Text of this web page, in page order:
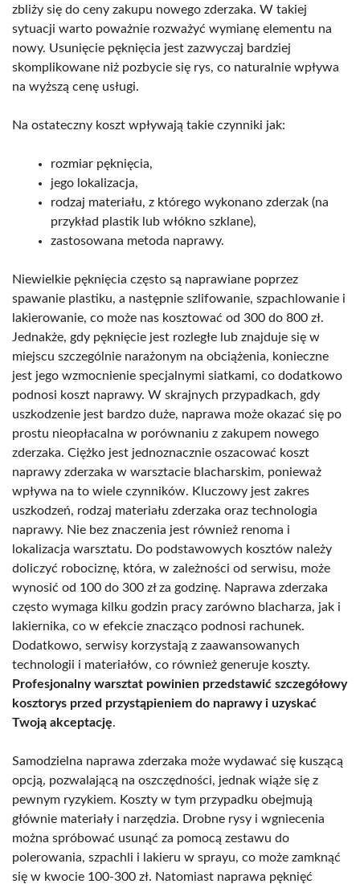
zbliży się do ceny zakupu nowego zderzaka. W takiej
sytuacji warto poważnie rozważyć wymianę elementu na
nowy. Usunięcie pęknięcia jest zazwyczaj bardziej
skomplikowane niż pozbycie się rys, co naturalnie wpływa
na wyższą cenę usługi.
Na ostateczny koszt wpływają takie czynniki jak:
rozmiar pęknięcia,
jego lokalizacja,
rodzaj materiału, z którego wykonano zderzak (na
przykład plastik lub włókno szklane),
zastosowana metoda naprawy.
Niewielkie pęknięcia często są naprawiane poprzez
spawanie plastiku, a następnie szlifowanie, szpachlowanie i
lakierowanie, co może nas kosztować od 300 do 800 zł.
Jednakże, gdy pęknięcie jest rozległe lub znajduje się w
miejscu szczególnie narażonym na obciążenia, konieczne
jest jego wzmocnienie specjalnymi siatkami, co dodatkowo
podnosi koszt naprawy. W skrajnych przypadkach, gdy
uszkodzenie jest bardzo duże, naprawa może okazać się po
prostu nieopłacalna w porównaniu z zakupem nowego
zderzaka. Ciężko jest jednoznacznie oszacować koszt
naprawy zderzaka w warsztacie blacharskim, ponieważ
wpływa na to wiele czynników. Kluczowy jest zakres
uszkodzeń, rodzaj materiału zderzaka oraz technologia
naprawy. Nie bez znaczenia jest również renoma i
lokalizacja warsztatu. Do podstawowych kosztów należy
doliczyć robociznę, która, w zależności od serwisu, może
wynosić od 100 do 300 zł za godzinę. Naprawa zderzaka
często wymaga kilku godzin pracy zarówno blacharza, jak i
lakiernika, co w efekcie znacząco podnosi rachunek.
Dodatkowo, serwisy korzystają z zaawansowanych
technologii i materiałów, co również generuje koszty.
Profesjonalny warsztat powinien przedstawić szczegółowy
kosztorys przed przystąpieniem do naprawy i uzyskać
Twoją akceptację.
Samodzielna naprawa zderzaka może wydawać się kuszącą
opcją, pozwalającą na oszczędności, jednak wiąże się z
pewnym ryzykiem. Koszty w tym przypadku obejmują
głównie materiały i narzędzia. Drobne rysy i wgniecenia
można spróbować usunąć za pomocą zestawu do
polerowania, szpachli i lakieru w sprayu, co może zamknąć
się w kwocie 100-300 zł. Natomiast naprawa pęknięć